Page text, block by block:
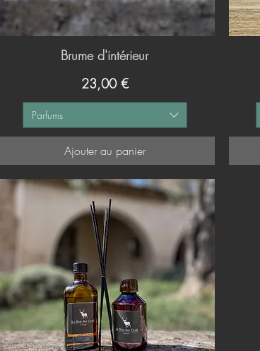
Aperçu rapide
Brume d'intérieur
Prix
23,00 €
Parfums
Ajouter au panier